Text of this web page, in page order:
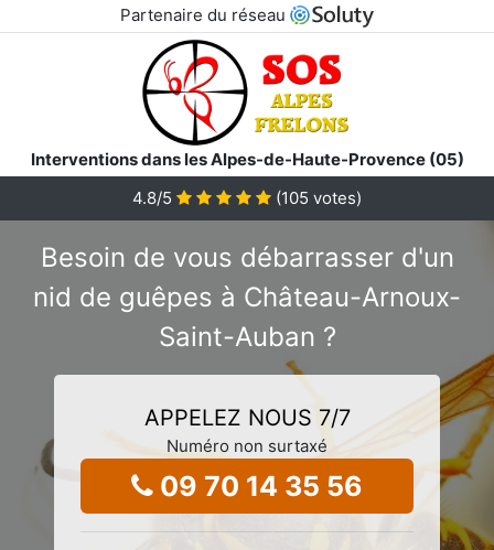
Partenaire du réseau
Interventions dans les Alpes-de-Haute-Provence (05)
4.8/5 (105 votes)
Besoin de vous débarrasser d'un
nid de guêpes à Château-Arnoux-
Saint-Auban ?
APPELEZ NOUS 7/7
Numéro non surtaxé
09 70 14 35 56